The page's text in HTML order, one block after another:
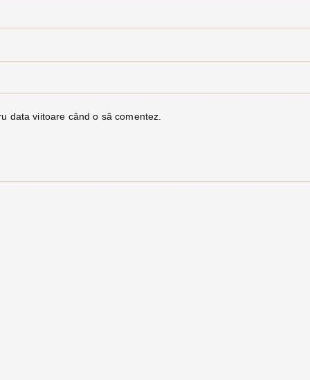
data viitoare când o să comentez.